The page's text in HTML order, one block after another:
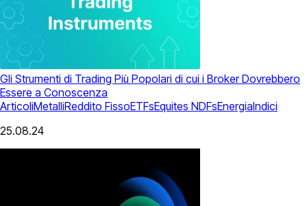
Gli Strumenti di Trading Più Popolari di cui i Broker Dovrebbero
Essere a Conoscenza
ArticoliMetalliReddito FissoETFsEquites NDFsEnergiaIndici
25.08.24